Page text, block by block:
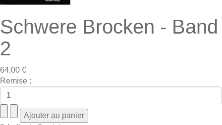
Schwere Brocken - Band
2
64,00 €
Remise :